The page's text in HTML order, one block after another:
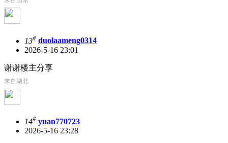
13# duolaameng0314
2026-5-16 23:01
谢谢楼主分享
来自湖北
14# yuan770723
2026-5-16 23:28